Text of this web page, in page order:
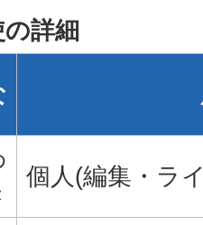
詳細
個人(編集・ラ